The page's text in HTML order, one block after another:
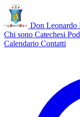
Don Leonardo
Chi sono Catechesi
Calendario Contatti